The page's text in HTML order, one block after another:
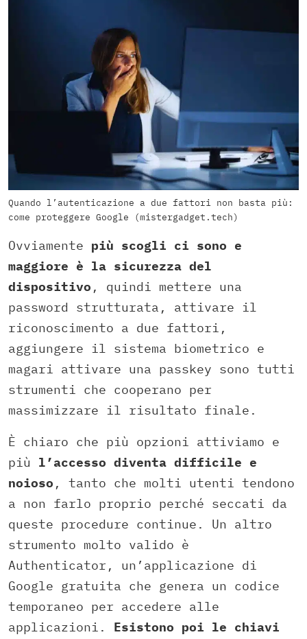
Quando l’autenticazione a due fattori non basta più:
come proteggere Google (mistergadget.tech)
Ovviamente più scogli ci sono e
maggiore è la sicurezza del
dispositivo , quindi mettere una
password strutturata, attivare il
riconoscimento a due fattori,
aggiungere il sistema biometrico e
magari attivare una passkey sono tutti
strumenti che cooperano per
massimizzare il risultato finale.
È chiaro che più opzioni attiviamo e
più l’accesso diventa difficile e
noioso , tanto che molti utenti tendono
a non farlo proprio perché seccati da
queste procedure continue. Un altro
strumento molto valido è
Authenticator, un’applicazione di
Google gratuita che genera un codice
temporaneo per accedere alle
applicazioni. Esistono poi le chiavi